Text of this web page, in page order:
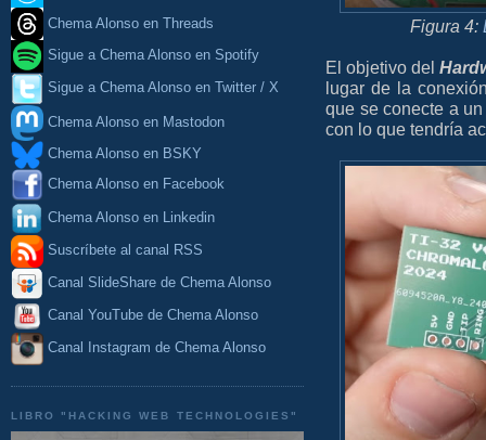
Chema Alonso en Threads
Sigue a Chema Alonso en Spotify
Sigue a Chema Alonso en Twitter / X
Chema Alonso en Mastodon
Chema Alonso en BSKY
Chema Alonso en Facebook
Chema Alonso en Linkedin
Suscríbete al canal RSS
Canal SlideShare de Chema Alonso
Canal YouTube de Chema Alonso
Canal Instagram de Chema Alonso
LIBRO "HACKING WEB TECHNOLOGIES"
Figura 4:
El objetivo del
lugar de la
que se conecte a
con lo que tendría